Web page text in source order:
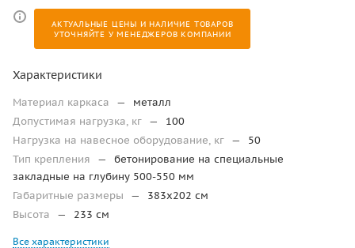
АКТУАЛЬНЫЕ ЦЕНЫ И НАЛИЧИЕ ТОВАРОВ
УТОЧНЯЙТЕ У МЕНЕДЖЕРОВ КОМПАНИИ
Характеристики
Материал каркаса —
металл
Допустимая нагрузка, кг —
100
Нагрузка на навесное оборудование, кг —
50
Тип крепления
—
бетонирование на специальные
закладные на глубину 500-550 мм
Габаритные размеры
—
383х202 см
Высота
— 233 см
Все характеристики